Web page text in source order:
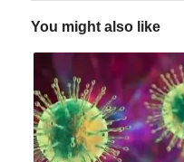
You might also like